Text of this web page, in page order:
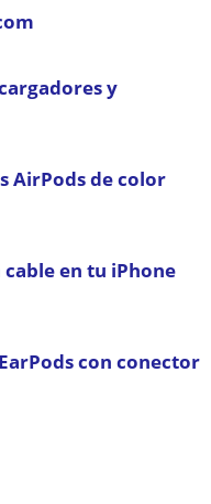
y
AirPods de color
en tu iPhone
con conector